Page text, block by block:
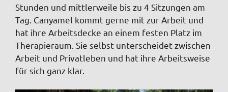
Stunden und mittlerweile bis zu 4 Sitzungen am
Tag. Canyamel kommt gerne mit zur Arbeit und
hat ihre Arbeitsdecke an einem festen Platz im
Therapieraum. Sie selbst unterscheidet zwischen
Arbeit und Privatleben und hat ihre Arbeitsweise
für sich ganz klar.